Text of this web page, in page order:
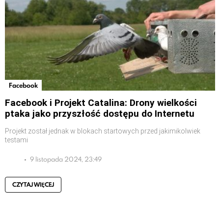
Facebook
Facebook i Projekt Catalina: Drony wielkości
ptaka jako przyszłość dostępu do Internetu
Projekt został jednak w blokach startowych przed jakimikolwiek
testami
9 listopada 2024, 23:49
CZYTAJ WIĘCEJ